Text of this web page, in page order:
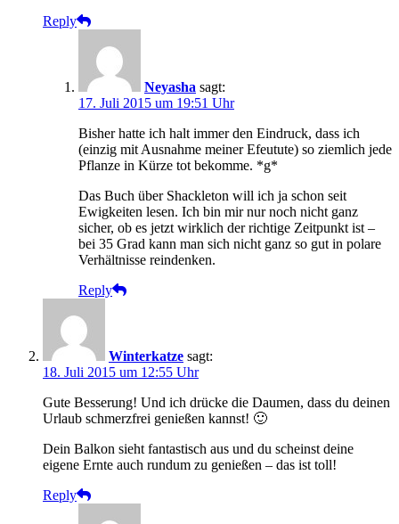
Reply
Neyasha sagt:
17. Juli 2015 um 19:51 Uhr
Bisher hatte ich halt immer den Eindruck, dass ich
(einzig mit Ausnahme meiner Efeutute) so ziemlich jede
Pflanze in Kürze tot bekomme. *g*
Das Buch über Shackleton will ich ja schon seit
Ewigkeiten lesen. Ich bin mir nur noch nicht ganz
sicher, ob es jetzt wirklich der richtige Zeitpunkt ist –
bei 35 Grad kann man sich nicht ganz so gut in polare
Verhältnisse reindenken.
Reply
Winterkatze sagt:
18. Juli 2015 um 12:55 Uhr
Gute Besserung! Und ich drücke die Daumen, dass du deinen
Urlaub schmerzfrei genießen kannst! 🙂
Dein Balkon sieht fantastisch aus und du scheinst deine
eigene Ernte auch rundum zu genießen – das ist toll!
Reply